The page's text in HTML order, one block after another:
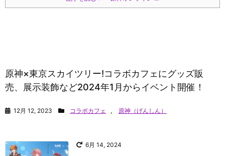
原神×東京スカイツリー!コラボカフェにグッズ販
売、展示装飾など2024年1月からイベント開催！
12月 12, 2023 コラボカフェ , 原神（げんしん）
6月 14, 2024